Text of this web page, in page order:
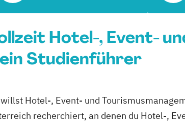
Hotel-, Event-
Studienführer
Hotel-, Event- und
recherchiert, an denen du Hotel-,